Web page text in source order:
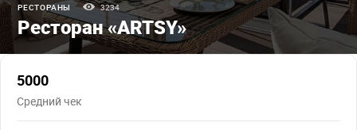
РЕСТОРАНЫ 3234
Ресторан «ARTSY»
5000
Средний чек